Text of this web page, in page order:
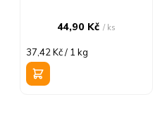
44,90 Kč/ ks
Měrná
cena:
37,42 Kč / 1 kg